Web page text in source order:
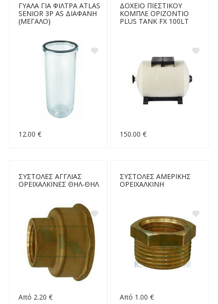
ΓΥΑΛΑ ΓΙΑ ΦΙΛΤΡΑ ATLAS
SENIOR 3P AS ΔΙΑΦΑΝΗ
(ΜΕΓΑΛΟ)
12.00 €
ΔΟΧΕΙΟ ΠΙΕΣΤΙΚΟΥ
ΚΟΜΠΛΕ ΟΡΙΖΟΝΤΙΟ
PLUS TANK FX 100LT
150.00 €
ΣΥΣΤΟΛΕΣ ΑΓΓΛΙΑΣ
ΟΡΕΙΧΑΛΚΙΝΕΣ ΘΗΛ-ΘΗΛ
Από 2.20 €
ΣΥΣΤΟΛΕΣ ΑΜΕΡΙΚΗΣ
ΟΡΕΙΧΑΛΚΙΝΗ
Από 1.00 €